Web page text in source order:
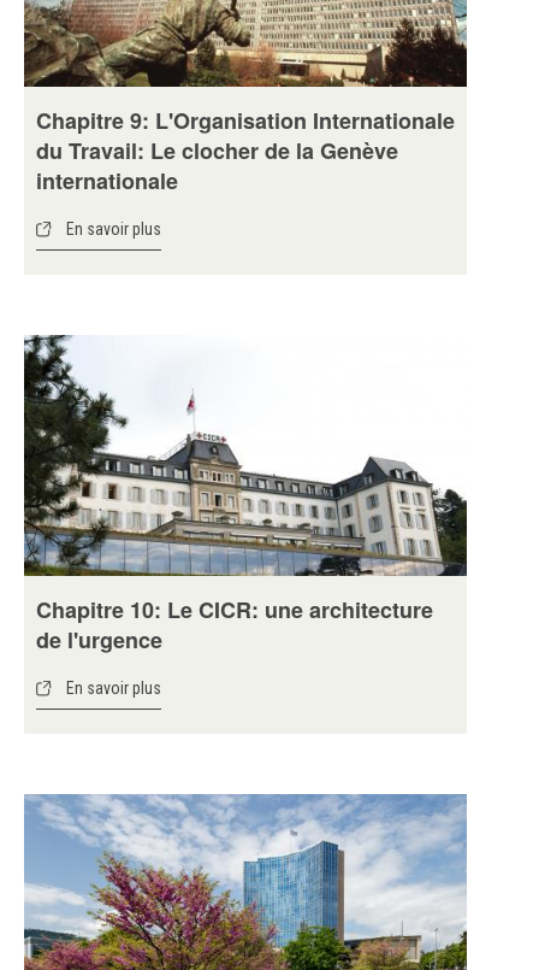
Chapitre 9: L'Organisation Internationale
du Travail: Le clocher de la Genève
internationale
En savoir plus
Chapitre 10: Le CICR: une architecture
de l'urgence
En savoir plus